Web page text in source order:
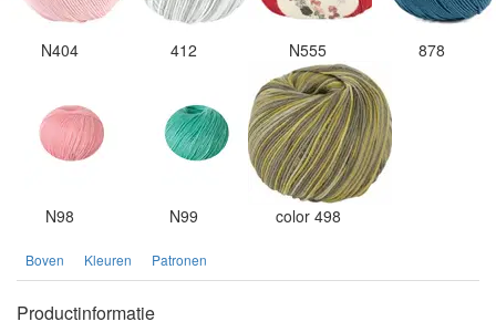
N404 412 N555 878
N98 N99 color 498
Boven Kleuren Patronen
Productinformatie